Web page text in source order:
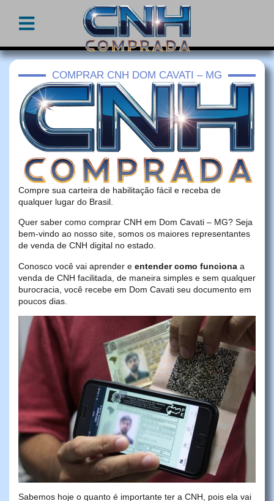
COMPRAR CNH DOM CAVATI – MG
Compre sua carteira de habilitação fácil e receba de
qualquer lugar do Brasil.
Quer saber como comprar CNH em Dom Cavati – MG? Seja
bem-vindo ao nosso site, somos os maiores representantes
de venda de CNH digital no estado.
Conosco você vai aprender e entender como funciona a
venda de CNH facilitada, de maneira simples e sem qualquer
burocracia, você recebe em Dom Cavati seu documento em
poucos dias.
Sabemos hoje o quanto é importante ter a CNH, pois ela vai